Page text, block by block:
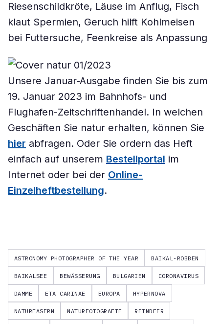
Riesenschildkröte, Läuse im Anflug, Fisch
klaut Spermien, Geruch hilft Kohlmeisen
bei Futtersuche, Feenkreise als Anpassung
Unsere Januar-Ausgabe finden Sie bis zum
19. Januar 2023 im Bahnhofs- und
Flughafen-Zeitschriftenhandel. In welchen
Geschäften Sie natur erhalten, können Sie
hier abfragen. Oder Sie ordern das Heft
einfach auf unserem Bestellportal im
Internet oder bei der Online-
Einzelheftbestellung.
ASTRONOMY PHOTOGRAPHER OF THE YEAR BAIKAL-ROBBEN
BAIKALSEE BEWÄSSERUNG BULGARIEN CORONAVIRUS
DÄMME ETA CARINAE EUROPA HYPERNOVA
NATURFASERN NATURFOTOGRAFIE REINDEER